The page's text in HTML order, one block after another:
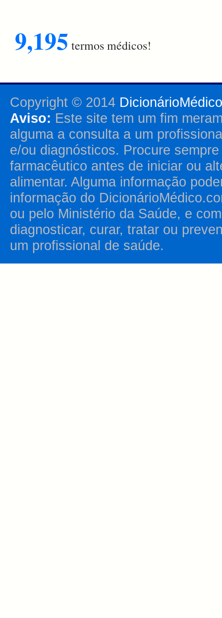
9,195 termos médicos!
Copyright © 2014
Aviso: Este site tem um fim
alguma a consulta a um
e/ou diagnósticos. Procure
farmacêutico antes de iniciar ou
alimentar. Alguma informação
informação do
ou pelo Ministério da Saúde, e
diagnosticar, curar, tratar ou
um profissional de saúde.